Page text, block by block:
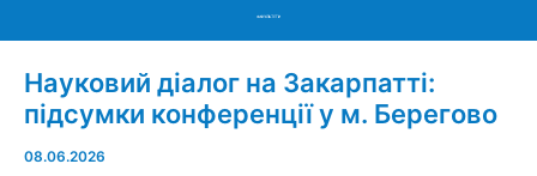
Menu
Науковий діалог на Закарпатті:
підсумки конференції у м. Берегово
08.06.2026